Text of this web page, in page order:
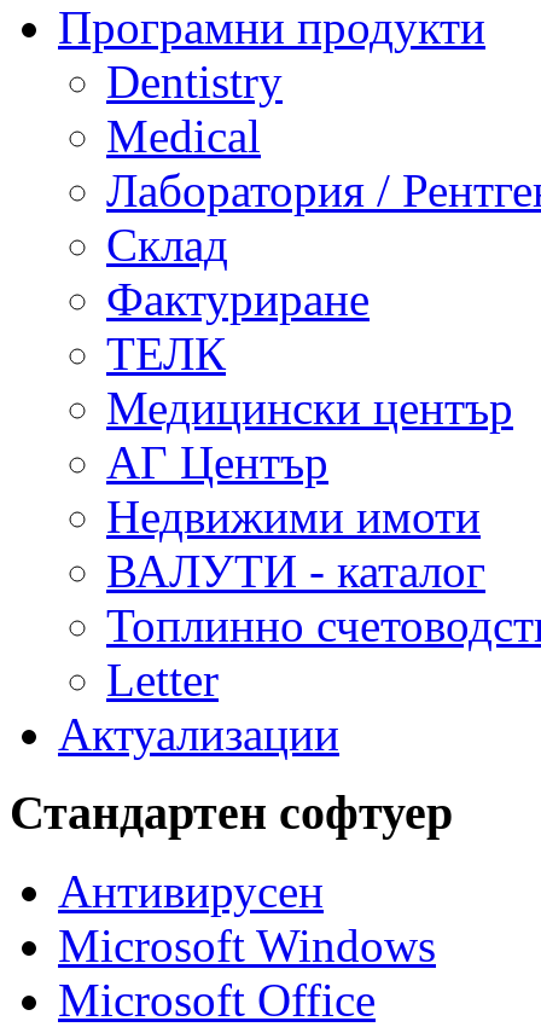
Програмни продукти
Dentistry
Medical
Лаборатория /
Склад
Фактуриране
ТЕЛК
Медицински център
АГ Център
Недвижими имоти
ВАЛУТИ - каталог
Топлинно
Letter
Актуализации
Стандартен софтуер
Антивирусен
Microsoft Windows
Microsoft Office